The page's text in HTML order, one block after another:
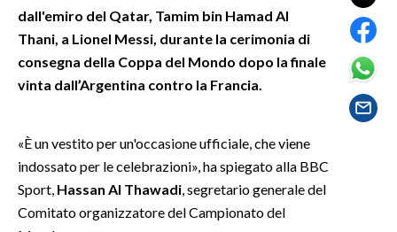
SPETTACOLI
GOSSIP
SARDEGNA TURISMO
SARDI NEL MONDO
NOTIZIE
dall'emiro del Qatar, Tamim bin Hamad Al
Thani, a Lionel Messi, durante la cerimonia di
consegna della Coppa del Mondo dopo la finale
vinta dall’Argentina contro la Francia.
«È un vestito per un'occasione ufficiale, che viene
indossato per le celebrazioni», ha spiegato alla BBC
Sport, Hassan Al Thawadi , segretario generale del
Comitato organizzatore del Campionato del